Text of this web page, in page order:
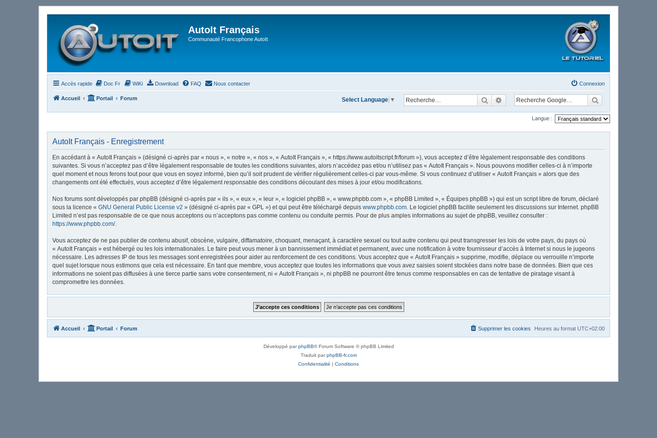
AutoIt Français
Communauté Francophone AutoIt
Accès rapide Doc Fr WiKi Download FAQ Nous contacter Connexion
Accueil Portail Forum RechercherRecherche avancée
Select Language ▼
Langue :
AutoIt Français - Enregistrement
En accédant à « AutoIt Français » (désigné ci-après par « nous », « notre », « nos », « AutoIt Français », « https://www.autoitscript.fr/forum »), vous acceptez d’être légalement responsable des conditions
suivantes. Si vous n’acceptez pas d’être légalement responsable de toutes les conditions suivantes, alors n’accédez pas et/ou n’utilisez pas « AutoIt Français ». Nous pouvons modifier celles-ci à n’importe
quel moment et nous ferons tout pour que vous en soyez informé, bien qu’il soit prudent de vérifier régulièrement celles-ci par vous-même. Si vous continuez d’utiliser « AutoIt Français » alors que des
changements ont été effectués, vous acceptez d’être légalement responsable des conditions découlant des mises à jour et/ou modifications.
Nos forums sont développés par phpBB (désigné ci-après par « ils », « eux », « leur », « logiciel phpBB », « www.phpbb.com », « phpBB Limited », « Équipes phpBB ») qui est un script libre de forum, déclaré
sous la licence « GNU General Public License v2 » (désigné ci-après par « GPL ») et qui peut être téléchargé depuis www.phpbb.com . Le logiciel phpBB facilite seulement les discussions sur Internet. phpBB
Limited n’est pas responsable de ce que nous acceptons ou n’acceptons pas comme contenu ou conduite permis. Pour de plus amples informations au sujet de phpBB, veuillez consulter :
https://www.phpbb.com/.
Vous acceptez de ne pas publier de contenu abusif, obscène, vulgaire, diffamatoire, choquant, menaçant, à caractère sexuel ou tout autre contenu qui peut transgresser les lois de votre pays, du pays où
« AutoIt Français » est hébergé ou les lois internationales. Le faire peut vous mener à un bannissement immédiat et permanent, avec une notification à votre fournisseur d’accès à Internet si nous le jugeons
nécessaire. Les adresses IP de tous les messages sont enregistrées pour aider au renforcement de ces conditions. Vous acceptez que « AutoIt Français » supprime, modifie, déplace ou verrouille n’importe
quel sujet lorsque nous estimons que cela est nécessaire. En tant que membre, vous acceptez que toutes les informations que vous avez saisies soient stockées dans notre base de données. Bien que ces
informations ne soient pas diffusées à une tierce partie sans votre consentement, ni « AutoIt Français », ni phpBB ne pourront être tenus comme responsables en cas de tentative de piratage visant à
compromettre les données.
Accueil Portail Forum Heures au format UTC+02:00
Supprimer les cookies
Développé parphpBB® Forum Software © phpBB Limited
Traduit parphpBB-fr.com
Confidentialité | Conditions